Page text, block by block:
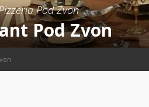
Pod Zvon
Pod Zvon